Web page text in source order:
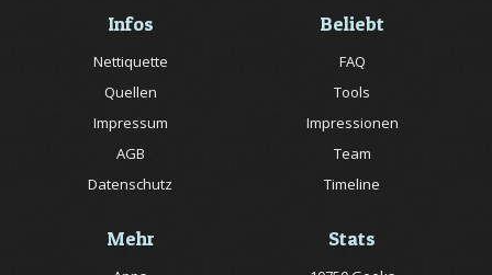
Infos
Nettiquette
Quellen
Impressum
AGB
Datenschutz
Beliebt
FAQ
Tools
Impressionen
Team
Timeline
Mehr Stats